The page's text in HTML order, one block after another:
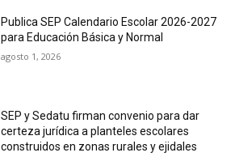
Publica SEP Calendario Escolar 2026-2027
para Educación Básica y Normal
agosto 1, 2026
SEP y Sedatu firman convenio para dar
certeza jurídica a planteles escolares
construidos en zonas rurales y ejidales